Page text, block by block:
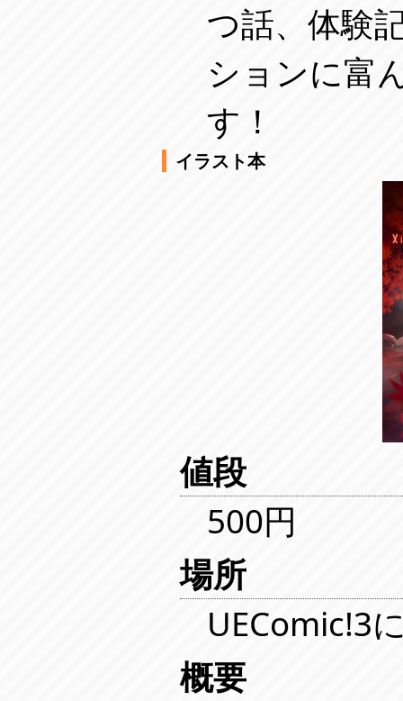
つ話、体験
ションに富
す！
イラスト本
値段
500円
場所
UEComic!3
概要